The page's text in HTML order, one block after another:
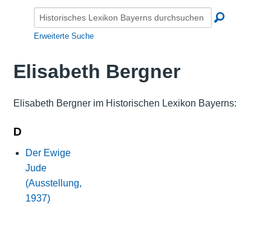
Erweiterte Suche
Elisabeth Bergner
Elisabeth Bergner im Historischen Lexikon Bayerns:
D
Der Ewige
Jude
(Ausstellung,
1937)